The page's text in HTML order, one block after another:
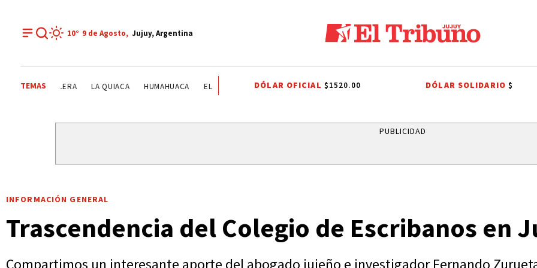
10° 9 de Agosto, Jujuy, Argentina
TEMAS CENTRO INTEGRADOR COMUNITARIO DE HUACALERA LA QUIACA HUMAHUACA EL TIEMPO EN JUJUY RUTAS DE JUJUY
DÓLAR OFICIAL $1520.00 DÓLAR SOLIDARIO$
PUBLICIDAD
INFORMACIÓN GENERAL
Trascendencia del Colegio de Escribanos en
Compartimos un interesante aporte del abogado jujeño e investigador Fernando